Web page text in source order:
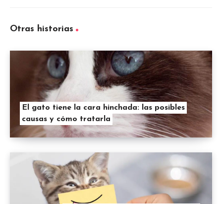
Otras historias
El gato tiene la cara hinchada: las posibles
causas y cómo tratarla